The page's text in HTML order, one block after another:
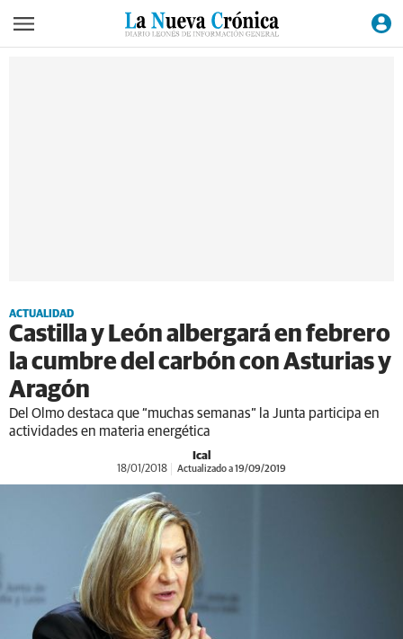
ACTUALIDAD
Castilla y León albergará en febrero
la cumbre del carbón con Asturias y
Aragón
Del Olmo destaca que “muchas semanas” la Junta participa en
actividades en materia energética
Ical
18/01/2018 Actualizado a 19/09/2019